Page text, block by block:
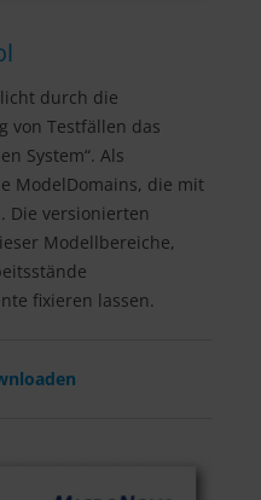
durch die
von Testfällen das
System“. Als
ModelDomains, die mit
Die versionierten
Modellbereiche,
fixieren lassen.